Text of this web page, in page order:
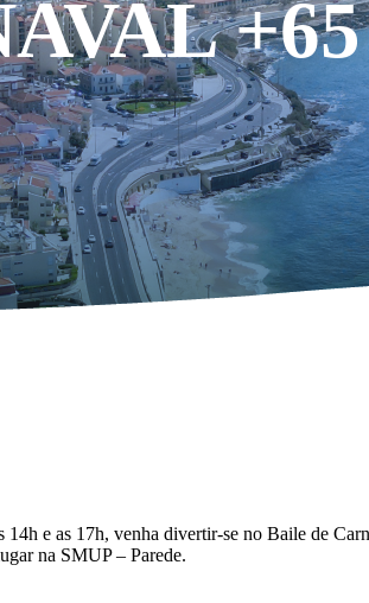
e as 17h, venha divertir-se no Baile de
na SMUP – Parede.